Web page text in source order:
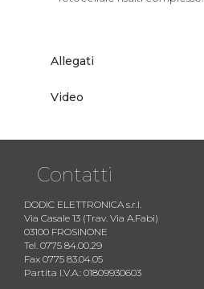
Allegati
Video
Contatti
DODIC ELETTRONICA s.r.l.
Via Casale 13 (Trav. Via A.Fabi)
03100 FROSINONE
Tel. 0775 84.00.29
Fax 0775 83.04.05
Partita I.V.A.: 01809930603